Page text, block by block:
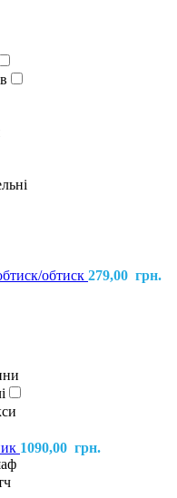
обтиск 279,00 грн.
1090,00 грн.